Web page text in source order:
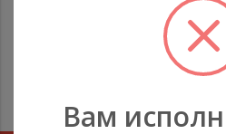
Публикации
В этой секции
Вам